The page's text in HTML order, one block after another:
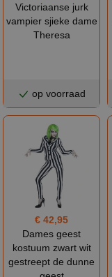
Victoriaanse jurk
vampier sjieke dame
Theresa
op voorraad
€ 42,95
Dames geest
kostuum zwart wit
gestreept de dunne